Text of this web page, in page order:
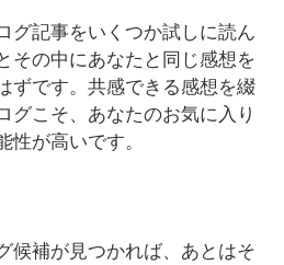
グ記事をいくつか試しに読ん
その中にあなたと同じ感想を
ずです。共感できる感想を綴
グこそ、あなたのお気に入り
性が高いです。
候補が見つかれば、あとはそ